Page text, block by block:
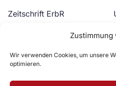
Zustimmung
Wir verwenden Cookies, um unsere
optimieren.
Zeitschrift ErbR